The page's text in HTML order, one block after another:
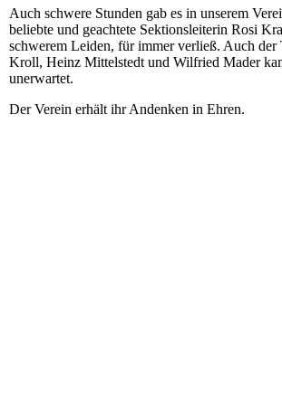
Auch schwere Stunden gab es in unserem
beliebte und geachtete Sektionsleiterin Rosi
schwerem Leiden, für immer verließ. Auch der
Kroll, Heinz Mittelstedt und Wilfried Mader
unerwartet.
Der Verein erhält ihr Andenken in Ehren.